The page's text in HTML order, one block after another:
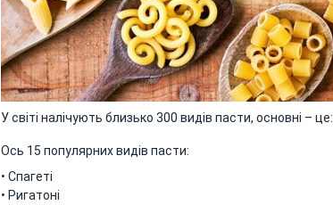
У світі налічують близько 300 видів пасти, основні – це:
Ось 15 популярних видів пасти:
• Спагеті
• Ригатоні